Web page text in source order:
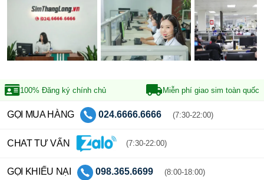
100% Đăng ký chính chủ Miễn phí giao sim toàn quốc
GỌI MUA HÀNG 024.6666.6666 (7:30-22:00)
CHAT TƯ VẤN (7:30-22:00)
GỌI KHIẾU NẠI 098.365.6699 (8:00-18:00)